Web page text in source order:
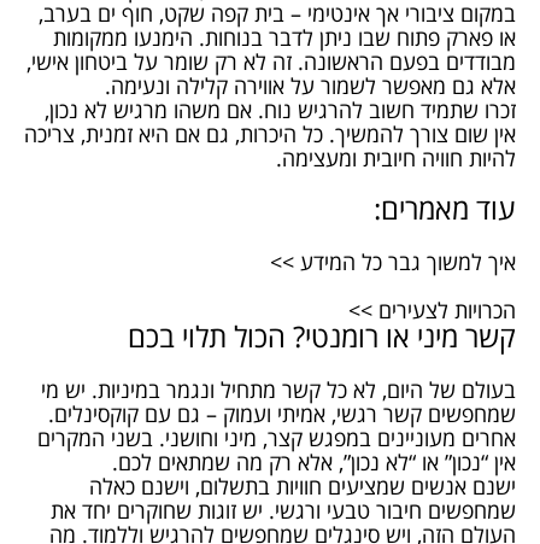
במקום ציבורי אך אינטימי – בית קפה שקט, חוף ים בערב,
או פארק פתוח שבו ניתן לדבר בנוחות. הימנעו ממקומות
מבודדים בפעם הראשונה. זה לא רק שומר על ביטחון אישי,
אלא גם מאפשר לשמור על אווירה קלילה ונעימה.
זכרו שתמיד חשוב להרגיש נוח. אם משהו מרגיש לא נכון,
אין שום צורך להמשיך. כל היכרות, גם אם היא זמנית, צריכה
להיות חוויה חיובית ומעצימה.
עוד מאמרים:
איך למשוך גבר כל המידע >>
הכרויות לצעירים >>
קשר מיני או רומנטי? הכול תלוי בכם
בעולם של היום, לא כל קשר מתחיל ונגמר במיניות. יש מי
שמחפשים קשר רגשי, אמיתי ועמוק – גם עם קוקסינלים.
אחרים מעוניינים במפגש קצר, מיני וחושני. בשני המקרים
אין “נכון” או “לא נכון”, אלא רק מה שמתאים לכם.
ישנם אנשים שמציעים חוויות בתשלום, וישנם כאלה
שמחפשים חיבור טבעי ורגשי. יש זוגות שחוקרים יחד את
העולם הזה, ויש סינגלים שמחפשים להרגיש וללמוד. מה